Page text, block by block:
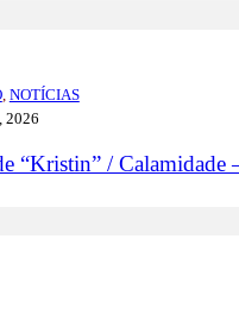
, NOTÍCIAS
2026
“Kristin” / Calamidade